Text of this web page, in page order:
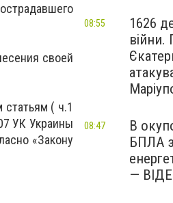
своей
( ч.1
УК Украины
«Закону
1626
війни.
08:55
В
БПЛА
—
08:47